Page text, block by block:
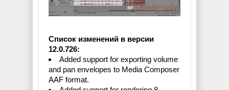
Список изменений в версии
12.0.726:
Added support for exporting volume
and pan envelopes to Media Composer
AAF format.